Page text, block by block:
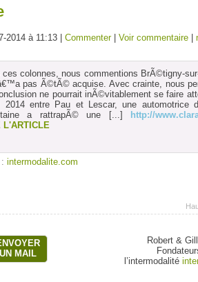
2014 à 11:13 | Commenter| Voir commentaire
ces colonnes, nous commentions BrÃ©tigny-
pas Ã©tÃ© acquise. Avec crainte, nous
ne pourrait inÃ©vitablement se faire
2014 entre Pau et Lescar, une automotrice
a rattrapÃ© une [...] http://
L'ARTICLE
intermodalite.com
UN MAIL
Robert &
l’intermodalité